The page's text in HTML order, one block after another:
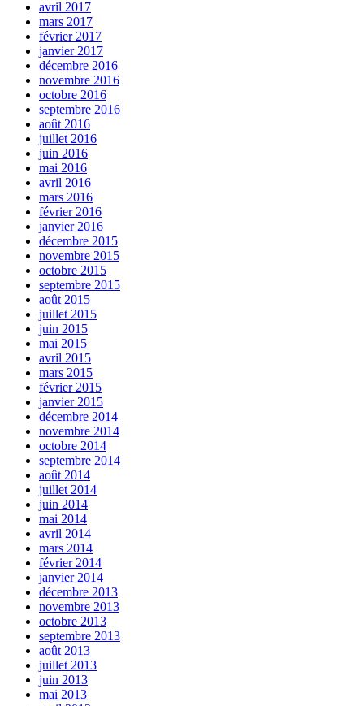
avril 2017
mars 2017
février 2017
janvier 2017
décembre 2016
novembre 2016
octobre 2016
septembre 2016
août 2016
juillet 2016
juin 2016
mai 2016
avril 2016
mars 2016
février 2016
janvier 2016
décembre 2015
novembre 2015
octobre 2015
septembre 2015
août 2015
juillet 2015
juin 2015
mai 2015
avril 2015
mars 2015
février 2015
janvier 2015
décembre 2014
novembre 2014
octobre 2014
septembre 2014
août 2014
juillet 2014
juin 2014
mai 2014
avril 2014
mars 2014
février 2014
janvier 2014
décembre 2013
novembre 2013
octobre 2013
septembre 2013
août 2013
juillet 2013
juin 2013
mai 2013